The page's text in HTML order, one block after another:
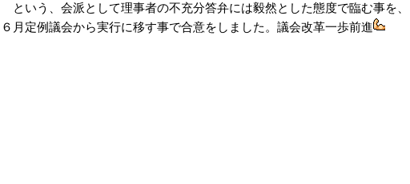
という、会派として理事者の不充分答弁には毅然とした態度で臨む事を、
６月定例議会から実行に移す事で合意をしました。議会改革一歩前進